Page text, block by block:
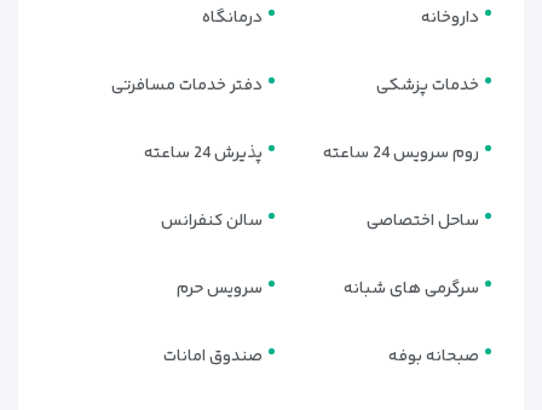
داروخانه درمانگاه
خدمات پزشکی دفتر خدمات مسافرتی
روم سرویس 24 ساعته پذیرش 24 ساعته
ساحل اختصاصی سالن کنفرانس
سرگرمی های شبانه سرویس حرم
صبحانه بوفه صندوق امانات